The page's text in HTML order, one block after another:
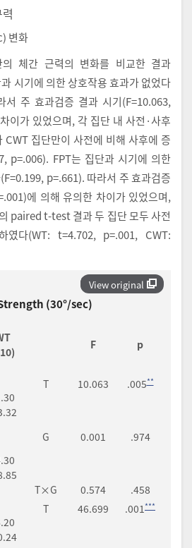
변화
체간 근력의 변화를 비교한 결과
시기에 의한 상호작용 효과가 없었다
서 주 효과검증 결과 시기(F=10.063,
이가 있었으며, 각 집단 내 사전·사후
집단만이 사전에 비해 사후에 증
p=.006). FPT는 집단과 시기에 의한
p=.661). 따라서 주 효과검증
에 의해 유의한 차이가 있었으며,
paired t-test 결과 두 집단 모두 사전
였다(WT: t=4.702, p=.001, CWT:
View original
(30°/sec)
F p
T 10.063 .005**
G 0.001 .974
T×G
0.574
.458
T 46.699 .001***